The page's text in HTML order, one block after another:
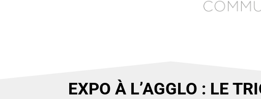
EXPO À L’AGGLO : LE